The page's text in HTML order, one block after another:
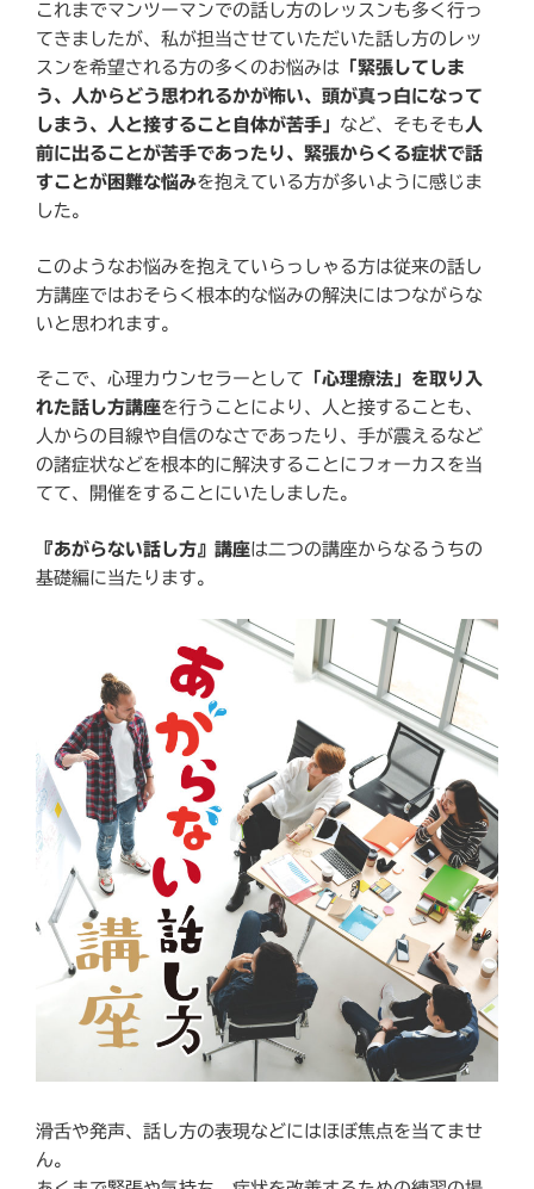
これまでマンツーマンでの話し方のレッスンも多く行っ
てきましたが、私が担当させていただいた話し方のレッ
スンを希望される方の多くのお悩みは 「緊張してしま
う、人からどう思われるかが怖い、頭が真っ白になって
しまう、人と接すること自体が苦手」 など、そもそも 人
前に出ることが苦手であったり、緊張からくる症状で話
すことが困難な悩みを抱えている方が多いように感じま
した。
このようなお悩みを抱えていらっしゃる方は従来の話し
方講座ではおそらく根本的な悩みの解決にはつながらな
いと思われます。
そこで、心理カウンセラーとして 「心理療法」を取り入
れた話し方講座を行うことにより、人と接することも、
人からの目線や自信のなさであったり、手が震えるなど
の諸症状などを根本的に解決することにフォーカスを当
てて、開催をすることにいたしました。
『あがらない話し方』講座は二つの講座からなるうちの
基礎編に当たります。
滑舌や発声、話し方の表現などにはほぼ焦点を当てませ
ん。